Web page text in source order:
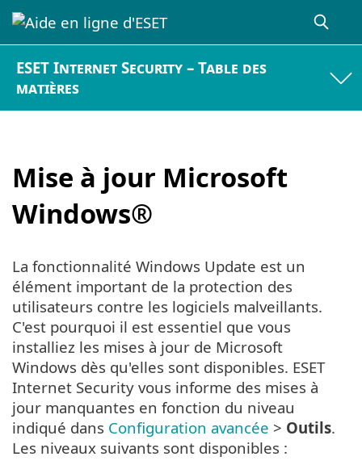
ESET Internet Security – Table des
matières
Mise à jour Microsoft
Windows®
La fonctionnalité Windows Update est un
élément important de la protection des
utilisateurs contre les logiciels malveillants.
C'est pourquoi il est essentiel que vous
installiez les mises à jour de Microsoft
Windows dès qu'elles sont disponibles. ESET
Internet Security vous informe des mises à
jour manquantes en fonction du niveau
indiqué dans Configuration avancée > Outils.
Les niveaux suivants sont disponibles :